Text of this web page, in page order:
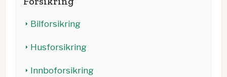
Bilforsikring
Husforsikring
Innboforsikring